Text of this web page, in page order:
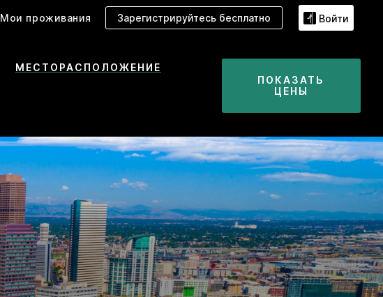
Мои проживания Зарегистрируйтесь бесплатно Войти
МЕСТОРАСПОЛОЖЕНИЕ
ПОКАЗАТЬ
ЦЕНЫ